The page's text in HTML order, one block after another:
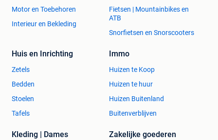
Motor en Toebehoren
Interieur en Bekleding
Fietsen | Mountainbikes en
ATB
Snorfietsen en Snorscooters
Huis en Inrichting
Zetels
Bedden
Stoelen
Tafels
Immo
Huizen te Koop
Huizen te huur
Huizen Buitenland
Buitenverblijven
Kleding | Dames Zakelijke goederen